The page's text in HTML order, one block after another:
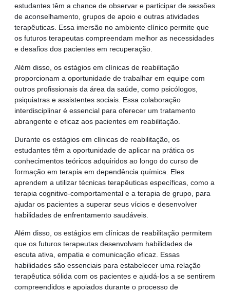
estudantes têm a chance de observar e participar de sessões
de aconselhamento, grupos de apoio e outras atividades
terapêuticas. Essa imersão no ambiente clínico permite que
os futuros terapeutas compreendam melhor as necessidades
e desafios dos pacientes em recuperação.
Além disso, os estágios em clínicas de reabilitação
proporcionam a oportunidade de trabalhar em equipe com
outros profissionais da área da saúde, como psicólogos,
psiquiatras e assistentes sociais. Essa colaboração
interdisciplinar é essencial para oferecer um tratamento
abrangente e eficaz aos pacientes em reabilitação.
Durante os estágios em clínicas de reabilitação, os
estudantes têm a oportunidade de aplicar na prática os
conhecimentos teóricos adquiridos ao longo do curso de
formação em terapia em dependência química. Eles
aprendem a utilizar técnicas terapêuticas específicas, como a
terapia cognitivo-comportamental e a terapia de grupo, para
ajudar os pacientes a superar seus vícios e desenvolver
habilidades de enfrentamento saudáveis.
Além disso, os estágios em clínicas de reabilitação permitem
que os futuros terapeutas desenvolvam habilidades de
escuta ativa, empatia e comunicação eficaz. Essas
habilidades são essenciais para estabelecer uma relação
terapêutica sólida com os pacientes e ajudá-los a se sentirem
compreendidos e apoiados durante o processo de